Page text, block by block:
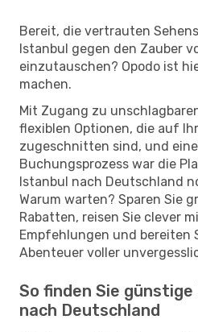
Bereit, die vertrauten
Istanbul gegen den Zauber
einzutauschen? Opodo ist
machen.
Mit Zugang zu
flexiblen Optionen, die auf
zugeschnitten sind, und
Buchungsprozess war die
Istanbul nach Deutschland
Warum warten? Sparen Sie
Rabatten, reisen Sie clever
Empfehlungen und bereiten
Abenteuer voller
So finden Sie
nach Deutschland